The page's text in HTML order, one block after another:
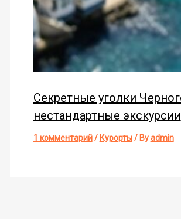
Секретные уголки
нестандартные экскурсии
1 комментарий / Курорты/ Byadmin